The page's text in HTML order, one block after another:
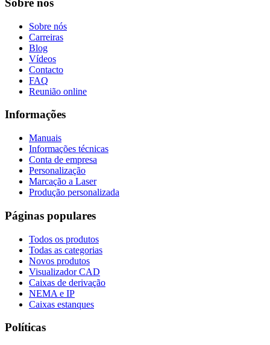
Sobre nós
Sobre nós
Carreiras
Blog
Vídeos
Contacto
FAQ
Reunião online
Informações
Manuais
Informações técnicas
Conta de empresa
Personalização
Marcação a Laser
Produção personalizada
Páginas populares
Todos os produtos
Todas as categorias
Novos produtos
Visualizador CAD
Caixas de derivação
NEMA e IP
Caixas estanques
Políticas